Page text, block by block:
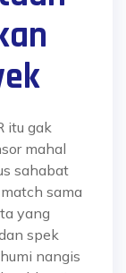
itu gak
mahal
sahabat
sama
yang
spek
nangis